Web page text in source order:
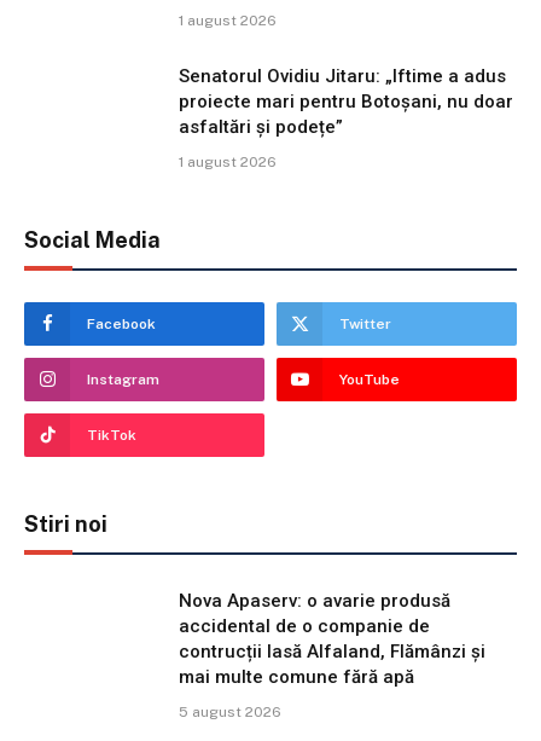
1 august 2026
Senatorul Ovidiu Jitaru: „Iftime a adus
proiecte mari pentru Botoșani, nu doar
asfaltări și podețe”
1 august 2026
Social Media
Facebook Twitter
Instagram YouTube
TikTok
Stiri noi
Nova Apaserv: o avarie produsă
accidental de o companie de
contrucții lasă Alfaland, Flămânzi și
mai multe comune fără apă
5 august 2026